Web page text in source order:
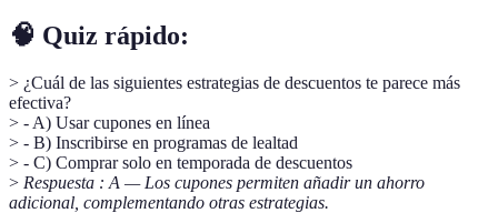
🧠 Quiz rápido:
> ¿Cuál de las siguientes estrategias de descuentos te parece más
efectiva?
> - A) Usar cupones en línea
> - B) Inscribirse en programas de lealtad
> - C) Comprar solo en temporada de descuentos
> Respuesta : A — Los cupones permiten añadir un ahorro
adicional, complementando otras estrategias.